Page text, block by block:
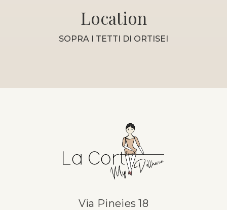
Location
SOPRA I TETTI DI ORTISEI
Via Pineies 18